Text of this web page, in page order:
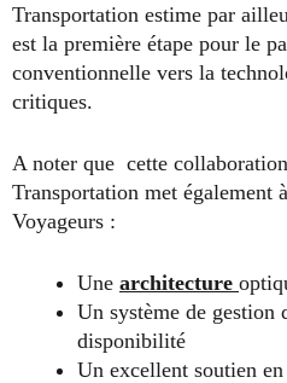
Transportation estime par
est la première étape pour le
conventionnelle vers la
critiques.
A noter que cette
Transportation met également
Voyageurs :
Une architecture
Un système de gestion
disponibilité
Un excellent soutien